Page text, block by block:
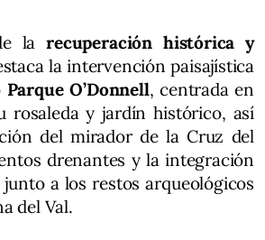
larecuperación histórica y
la intervención paisajística
Parque O’Donnell, centrada en
rosaleda y jardín histórico, así
del mirador de la Cruz del
drenantes y la integración
a los restos arqueológicos
del Val.